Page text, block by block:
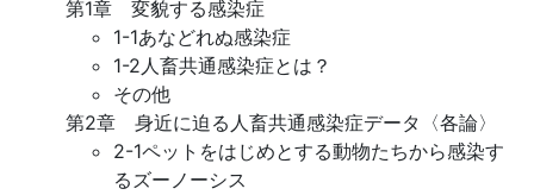
第1章 変貌する感染症
1-1あなどれぬ感染症
1-2人畜共通感染症とは？
その他
第2章 身近に迫る人畜共通感染症データ〈各論〉
2-1ペットをはじめとする動物たちから感染す
るズーノーシス